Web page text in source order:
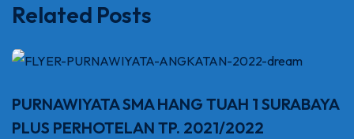
Related Posts
PURNAWIYATA SMA HANG TUAH 1 SURABAYA
PLUS PERHOTELAN TP. 2021/2022